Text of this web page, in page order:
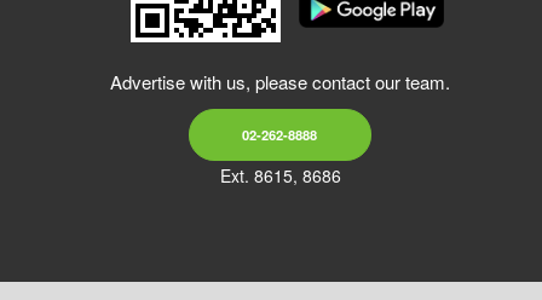
Advertise with us, please contact our team.
02-262-8888
Ext. 8615, 8686